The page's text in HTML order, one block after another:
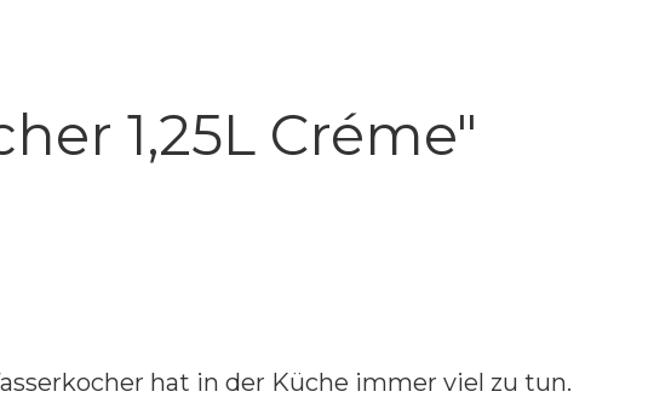
1,25L Créme"
hat in der Küche immer viel zu tun.